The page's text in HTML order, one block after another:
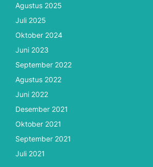
Agustus 2025
Juli 2025
Oktober 2024
Juni 2023
September 2022
Agustus 2022
Juni 2022
Desember 2021
Oktober 2021
September 2021
Juli 2021